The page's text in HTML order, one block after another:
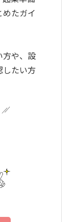
たガイ
方や、設
したい方